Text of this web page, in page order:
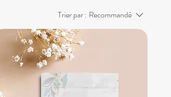
Trier par : Recommandé